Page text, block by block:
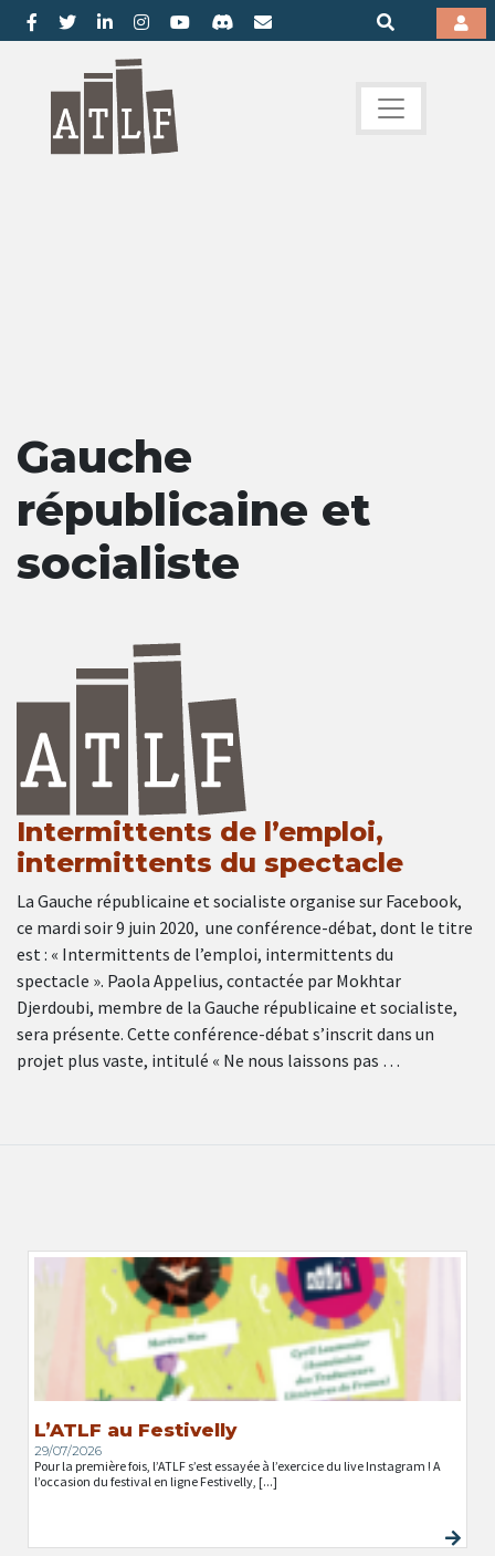
Gauche
républicaine et
socialiste
Intermittents de l’emploi,
intermittents du spectacle
La Gauche républicaine et socialiste organise sur Facebook,
ce mardi soir 9 juin 2020, une conférence-débat, dont le titre
est : « Intermittents de l’emploi, intermittents du
spectacle ». Paola Appelius, contactée par Mokhtar
Djerdoubi, membre de la Gauche républicaine et socialiste,
sera présente. Cette conférence-débat s’inscrit dans un
projet plus vaste, intitulé « Ne nous laissons pas …
L’ATLF au Festivelly
29/07/2026
Pour la première fois, l’ATLF s’est essayée à l’exercice du live Instagram ! A
l’occasion du festival en ligne Festivelly, [...]